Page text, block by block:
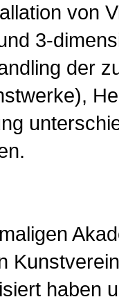
von
3-
der
haben